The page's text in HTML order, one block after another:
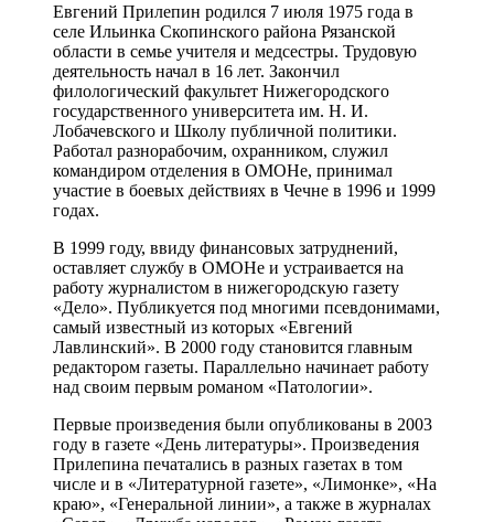
Евгений Прилепин родился 7 июля 1975 года в
селе Ильинка Скопинского района Рязанской
области в семье учителя и медсестры. Трудовую
деятельность начал в 16 лет. Закончил
филологический факультет Нижегородского
государственного университета им. Н. И.
Лобачевского и Школу публичной политики.
Работал разнорабочим, охранником, служил
командиром отделения в ОМОНе, принимал
участие в боевых действиях в Чечне в 1996 и 1999
годах.
В 1999 году, ввиду финансовых затруднений,
оставляет службу в ОМОНе и устраивается на
работу журналистом в нижегородскую газету
«Дело». Публикуется под многими псевдонимами,
самый известный из которых «Евгений
Лавлинский». В 2000 году становится главным
редактором газеты. Параллельно начинает работу
над своим первым романом «Патологии».
Первые произведения были опубликованы в 2003
году в газете «День литературы». Произведения
Прилепина печатались в разных газетах в том
числе и в «Литературной газете», «Лимонке», «На
краю», «Генеральной линии», а также в журналах